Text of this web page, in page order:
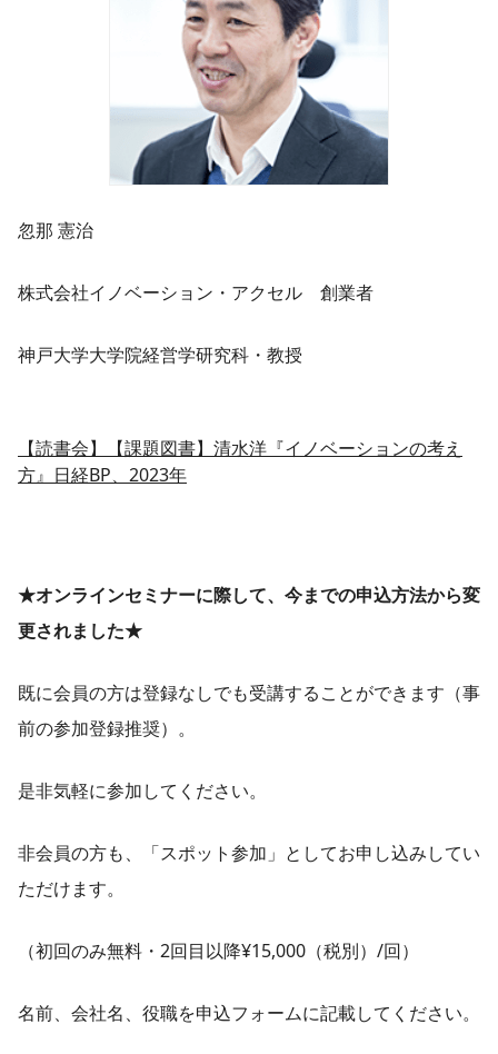
忽那 憲治
株式会社イノベーション・アクセル 創業者
神戸大学大学院経営学研究科・教授
【読書会】【課題図書】清水洋『イノベーションの考え
方』日経BP、2023年
★オンラインセミナーに際して、今までの申込方法から変
更されました★
既に会員の方は登録なしでも受講することができます（事
前の参加登録推奨）。
是非気軽に参加してください。
非会員の方も、「スポット参加」としてお申し込みしてい
ただけます。
（初回のみ無料・2回目以降¥15,000（税別）/回）
名前、会社名、役職を申込フォームに記載してください。